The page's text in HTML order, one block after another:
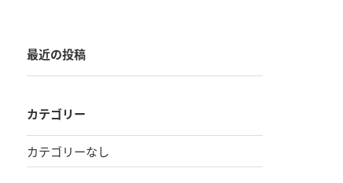
最近の投稿
カテゴリー
カテゴリーなし